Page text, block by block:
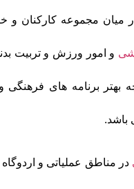
مجموعه کارکنان و
و امور ورزش و تربیت
برنامه های فرهنگی و
باشد.
در مناطق عملیاتی و